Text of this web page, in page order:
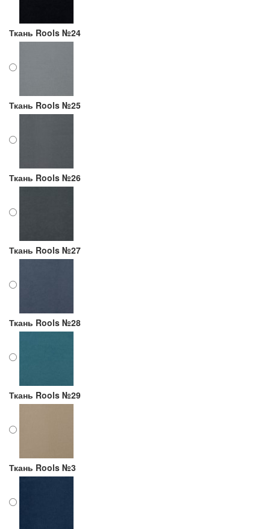
Ткань Rools №24
Ткань Rools №25
Ткань Rools №26
Ткань Rools №27
Ткань Rools №28
Ткань Rools №29
Ткань Rools №3